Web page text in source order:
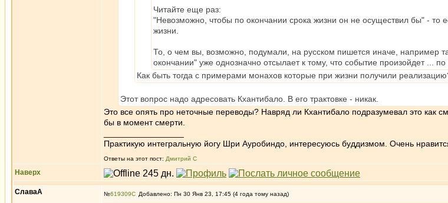
Читайте еще раз:
"Невозможно, чтобы по окончании срока жизни он не осуществил бы" - то
жизни.
То, о чем вы, возможно, подумали, на русском пишется иначе, например
окончании" уже однозначно отсылает к тому, что событие произойдет ... по
Как быть тогда с примерами монахов которые при жизни получили
Этот вопрос надо адресовать Кхантибало. В его трактовке - никак.
Это все опять про неточные переводы? Навряд ли Кхантибало подразумевал это
бы в момент смерти.
Практикую интегральную йогу Шри Ауробиндо, интересуюсь буддизмом. Очень
Ответы на этот пост: Дмитрий С
Наверх
СлаваА №619309 Добавлено: Пн 30 Янв 23, 17:45 (4 года тому назад)